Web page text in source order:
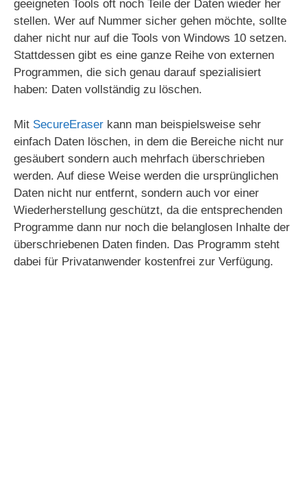
e
o
geeigneten Tools oft noch Teile der Daten wieder her
stellen. Wer auf Nummer sicher gehen möchte, sollte
daher nicht nur auf die Tools von Windows 10 setzen.
Stattdessen gibt es eine ganze Reihe von externen
Programmen, die sich genau darauf spezialisiert
haben: Daten vollständig zu löschen.
Mit SecureEraser kann man beispielsweise sehr
einfach Daten löschen, in dem die Bereiche nicht nur
gesäubert sondern auch mehrfach überschrieben
werden. Auf diese Weise werden die ursprünglichen
Daten nicht nur entfernt, sondern auch vor einer
Wiederherstellung geschützt, da die entsprechenden
Programme dann nur noch die belanglosen Inhalte der
überschriebenen Daten finden. Das Programm steht
dabei für Privatanwender kostenfrei zur Verfügung.